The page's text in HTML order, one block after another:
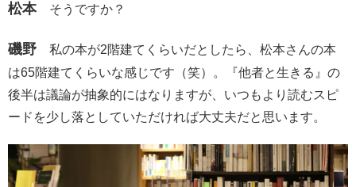
松本そうですか？
磯野 私の本が2階建てくらいだとしたら、松本さんの本
は65階建てくらいな感じです（笑）。『他者と生きる』の
後半は議論が抽象的にはなりますが、いつもより読むスピ
ードを少し落としていただければ大丈夫だと思います。